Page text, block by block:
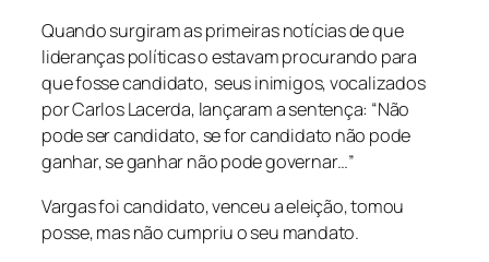
Quando surgiram as primeiras notícias de que
lideranças políticas o estavam procurando para
que fosse candidato, seus inimigos, vocalizados
por Carlos Lacerda, lançaram a sentença: “Não
pode ser candidato, se for candidato não pode
ganhar, se ganhar não pode governar…”
Vargas foi candidato, venceu a eleição, tomou
posse, mas não cumpriu o seu mandato.